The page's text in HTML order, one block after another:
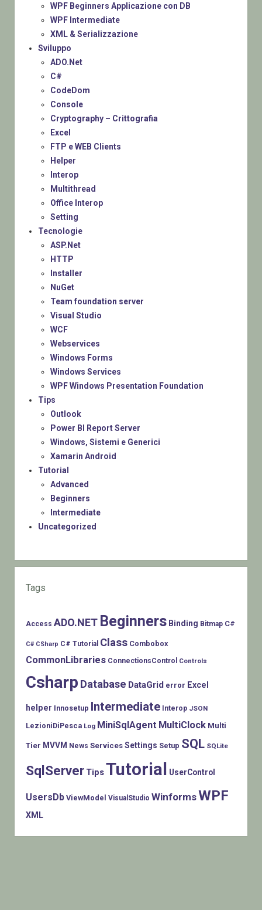
WPF Beginners Applicazione con DB
WPF Intermediate
XML & Serializzazione
Sviluppo
ADO.Net
C#
CodeDom
Console
Cryptography – Crittografia
Excel
FTP e WEB Clients
Helper
Interop
Multithread
Office Interop
Setting
Tecnologie
ASP.Net
HTTP
Installer
NuGet
Team foundation server
Visual Studio
WCF
Webservices
Windows Forms
Windows Services
WPF Windows Presentation Foundation
Tips
Outlook
Power BI Report Server
Windows, Sistemi e Generici
Xamarin Android
Tutorial
Advanced
Beginners
Intermediate
Uncategorized
Tags
Access ADO.NET Beginners Binding Bitmap C#
C# CSharp C# Tutorial Class Combobox
CommonLibraries ConnectionsControl Controls
Csharp Database DataGrid error Excel
helper Innosetup Intermediate Interop JSON
LezioniDiPesca Log MiniSqlAgent MultiClock Multi
Tier MVVM News Services Settings Setup SQL SQLite
SqlServer TipsTutorial UserControl
UsersDb ViewModel VisualStudio WinformsWPF
XML